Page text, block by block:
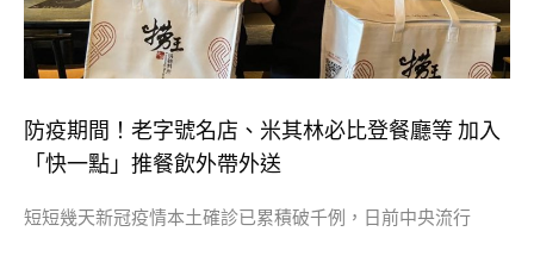
防疫期間！老字號名店、米其林必比登餐廳等 加入
「快一點」推餐飲外帶外送
短短幾天新冠疫情本土確診已累積破千例，日前中央流行